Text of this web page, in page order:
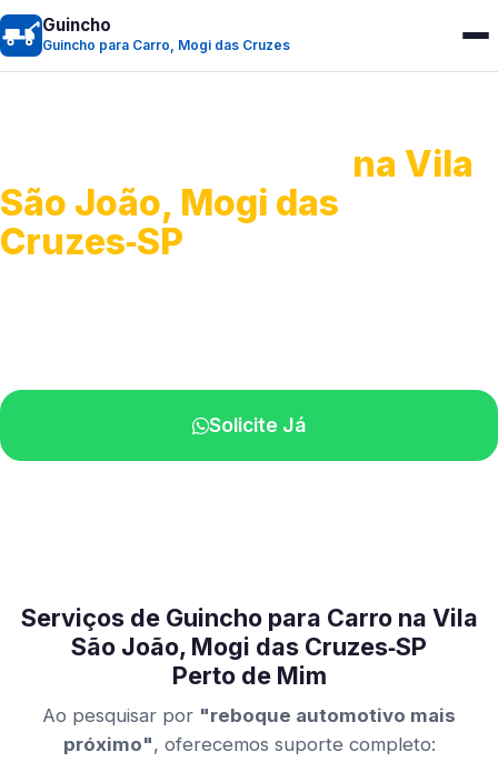
Guincho
Guincho para Carro, Mogi das Cruzes
na Vila
São João, Mogi das
Cruzes‑SP
Solicite Já
Serviços de Guincho para Carro na Vila
São João, Mogi das Cruzes‑SP
Perto de Mim
Ao pesquisar por "reboque automotivo mais
próximo", oferecemos suporte completo: